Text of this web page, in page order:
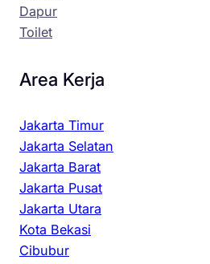
Dapur
Toilet
Area Kerja
Jakarta Timur
Jakarta Selatan
Jakarta Barat
Jakarta Pusat
Jakarta Utara
Kota Bekasi
Cibubur